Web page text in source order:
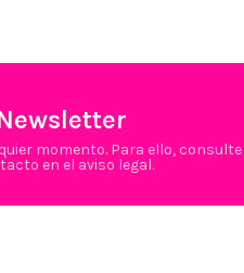
momento. Para ello, consulte
en el aviso legal.